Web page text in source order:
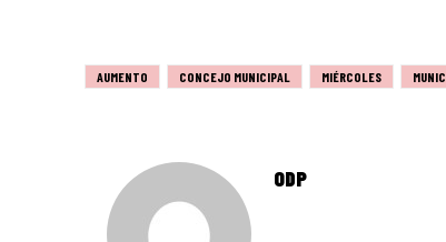
AUMENTO CONCEJO MUNICIPAL MIÉRCOLES
ODP